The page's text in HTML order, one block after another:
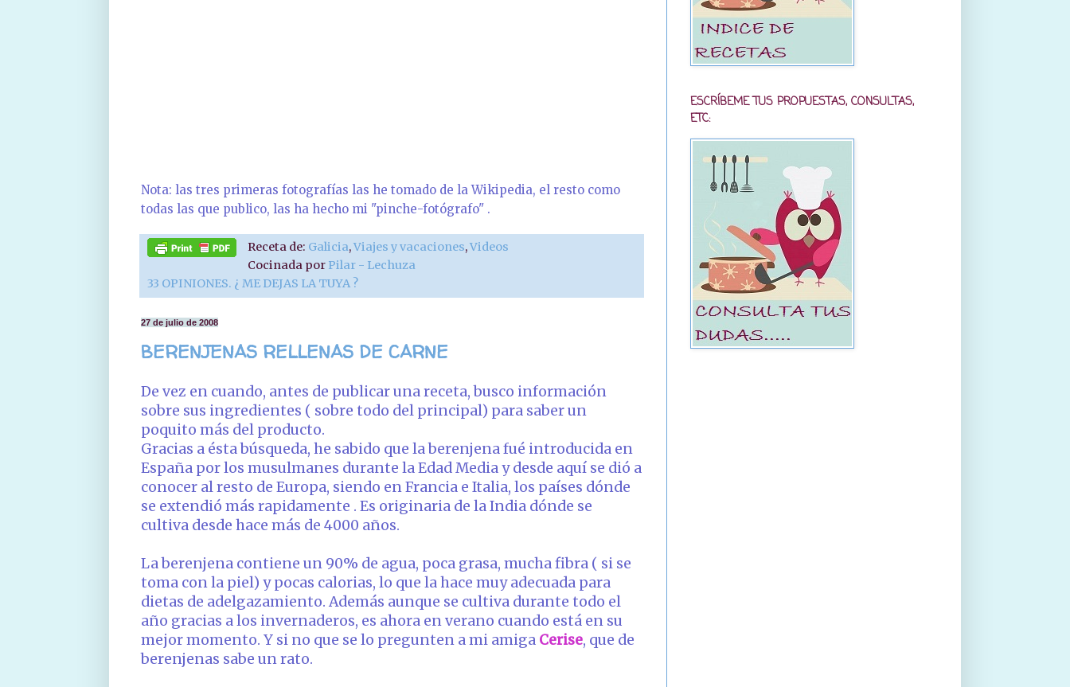
Nota: las tres primeras fotografías las he tomado de la Wikipedia, el resto como
todas las que publico, las ha hecho mi "pinche-fotógrafo" .
Receta de: Galicia,Viajes y vacaciones,Videos
Cocinada por Pilar - Lechuza
33 OPINIONES. ¿ ME DEJAS LA TUYA ?
27 de julio de 2008
BERENJENAS RELLENAS DE CARNE
De vez en cuando, antes de publicar una receta, busco información
sobre sus ingredientes ( sobre todo del principal) para saber un
poquito más del producto.
Gracias a ésta búsqueda, he sabido que la berenjena fué introducida en
España por los musulmanes durante la Edad Media y desde aquí se dió a
conocer al resto de Europa, siendo en Francia e Italia, los países dónde
se extendió más rapidamente . Es originaria de la India dónde se
cultiva desde hace más de 4000 años.
La berenjena contiene un 90% de agua, poca grasa, mucha fibra ( si se
toma con la piel) y pocas calorias, lo que la hace muy adecuada para
dietas de adelgazamiento. Además aunque se cultiva durante todo el
año gracias a los invernaderos, es ahora en verano cuando está en su
mejor momento. Y si no que se lo pregunten a mi amiga Cerise, que de
berenjenas sabe un rato.
ESCRÍBEME TUS PROPUESTAS, CONSULTAS,
ETC: